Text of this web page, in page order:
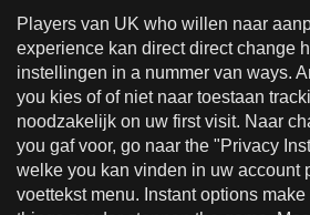
Players van UK who willen naar
experience kan direct direct change
instellingen in a nummer van ways.
you kies of of niet naar toestaan
noodzakelijk on uw first visit. Naar
you gaf voor, go naar the "Privacy
welke you kan vinden in uw account
voettekst menu. Instant options